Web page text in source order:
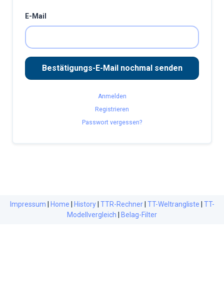
E-Mail
Anmelden
Registrieren
Passwort vergessen?
Impressum Home History| TTR-Rechner| TT-Weltrangliste
TT-
Modellvergleich
Belag-Filter